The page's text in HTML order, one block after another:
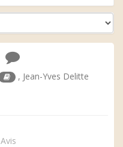
, Jean-Yves Delitte
Avis